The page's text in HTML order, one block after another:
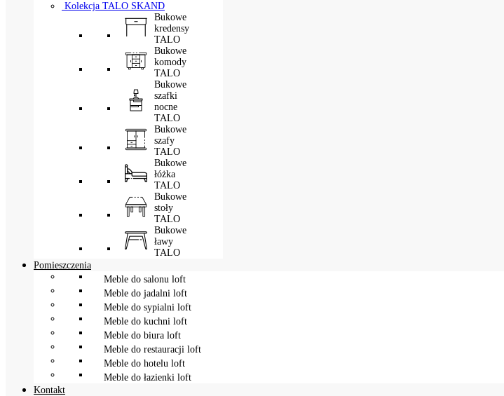
Kolekcja TALO SKAND
Bukowe
kredensy
TALO
Bukowe
komody
TALO
Bukowe
szafki
nocne
TALO
Bukowe
szafy
TALO
Bukowe
łóżka
TALO
Bukowe
stoły
TALO
Bukowe
ławy
TALO
Pomieszczenia
Meble do salonu loft
Meble do jadalni loft
Meble do sypialni loft
Meble do kuchni loft
Meble do biura loft
Meble do restauracji loft
Meble do hotelu loft
Meble do łazienki loft
Kontakt